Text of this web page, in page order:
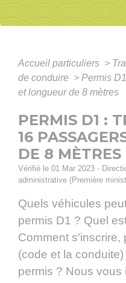
Accueil particuliers >
de conduire > Permis
et longueur de 8 mètres
PERMIS D1 :
16
DE 8 MÈTRES
Vérifié le 01 Mar 2023 -
administrative (Première
Quels véhicules
permis D1 ? Quel
Comment s'inscrire,
(code et la
permis ? Nous